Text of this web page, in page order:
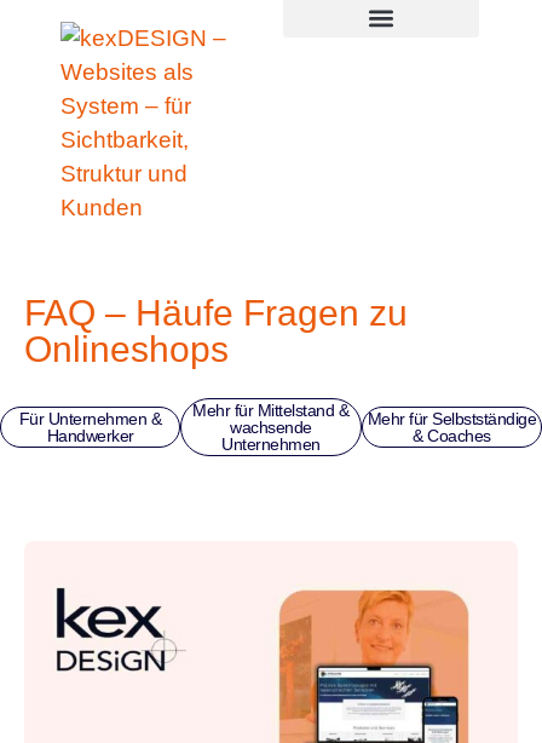
springen
springen
FAQ – Häufe Fragen zu
Onlineshops
Für Unternehmen &
Handwerker
Mehr für Mittelstand &
wachsende
Unternehmen
Mehr für Selbstständige
& Coaches